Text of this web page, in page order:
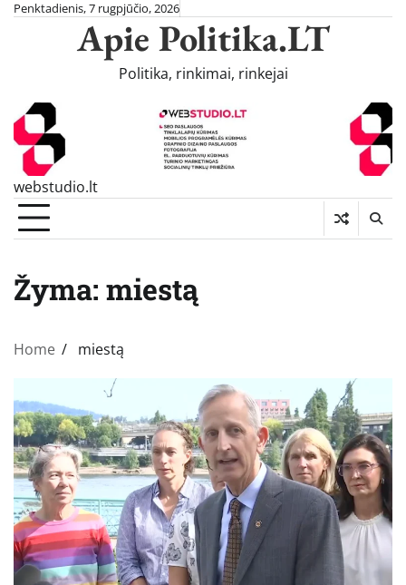
SkipPenktadienis, 7 rugpjūčio, 2026
Apie Politika.LT
Politika, rinkimai, rinkejai
webstudio.lt
Žyma: miestą
Home miestą